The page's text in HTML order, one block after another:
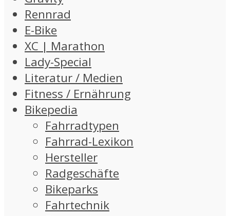
Rennrad
E-Bike
XC | Marathon
Lady-Special
Literatur / Medien
Fitness / Ernährung
Bikepedia
Fahrradtypen
Fahrrad-Lexikon
Hersteller
Radgeschäfte
Bikeparks
Fahrtechnik